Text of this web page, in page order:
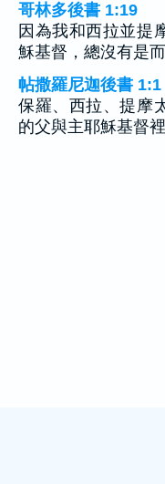
哥林多後書 1:19
因為我和西拉並提
穌基督，總沒有是
帖撒羅尼迦後書 1:1
保羅、西拉、提摩
的父與主耶穌基督裡